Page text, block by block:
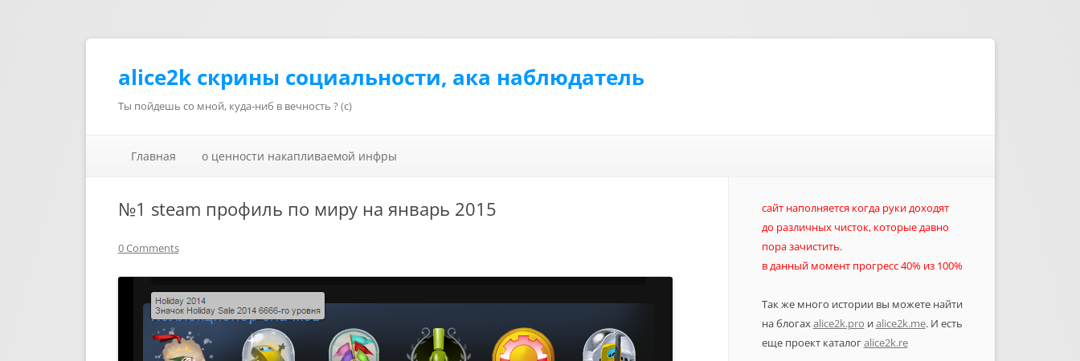
alice2k скрины социальности, ака наблюдатель
Ты пойдешь со мной, куда-ниб в вечность ? (с)
Главная
о ценности накапливаемой инфры
№1 steam профиль по миру на январь 2015
0 Comments
сайт наполняется когда руки доходят
до различных чисток, которые давно
пора зачистить.
в данный момент прогресс 40% из 100%
Так же много истории вы можете найти
на блогахalice2k.pro иalice2k.me. И есть
еще проект каталогalice2k.re